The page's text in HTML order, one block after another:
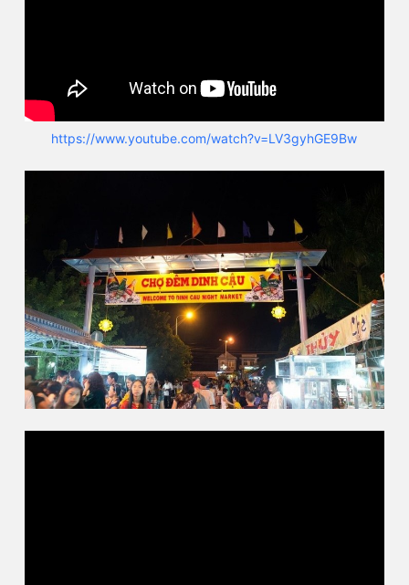
https://www.youtube.com/watch?v=LV3gyhGE9Bw